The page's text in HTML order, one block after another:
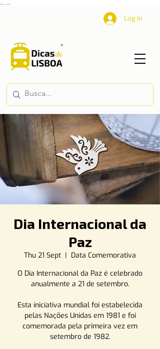
Log In
Dia Internacional da
Paz
Thu 21 Sept
  |
Data Comemorativa
O Dia Internacional da Paz é celebrado
anualmente a 21 de setembro.
Esta iniciativa mundial foi estabelecida
pelas Nações Unidas em 1981 e foi
comemorada pela primeira vez em
setembro de 1982.